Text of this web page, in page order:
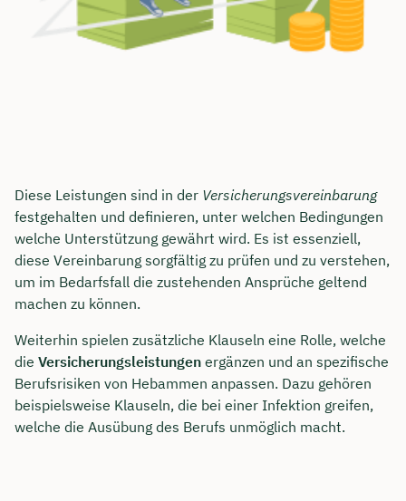
Diese Leistungen sind in der Versicherungsvereinbarung
festgehalten und definieren, unter welchen Bedingungen
welche Unterstützung gewährt wird. Es ist essenziell,
diese Vereinbarung sorgfältig zu prüfen und zu verstehen,
um im Bedarfsfall die zustehenden Ansprüche geltend
machen zu können.
Weiterhin spielen zusätzliche Klauseln eine Rolle, welche
die Versicherungsleistungen ergänzen und an spezifische
Berufsrisiken von Hebammen anpassen. Dazu gehören
beispielsweise Klauseln, die bei einer Infektion greifen,
welche die Ausübung des Berufs unmöglich macht.